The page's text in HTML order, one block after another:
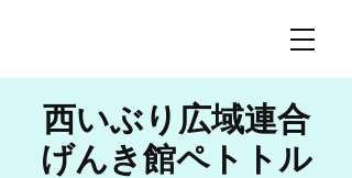
西いぶり広域連合
げんき館ペトトル